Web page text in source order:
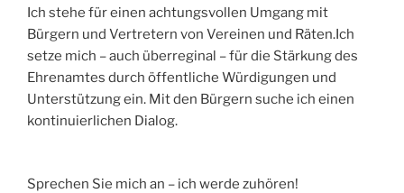
Ich stehe für einen achtungsvollen Umgang mit
Bürgern und Vertretern von Vereinen und Räten.Ich
setze mich – auch überreginal – für die Stärkung des
Ehrenamtes durch öffentliche Würdigungen und
Unterstützung ein. Mit den Bürgern suche ich einen
kontinuierlichen Dialog.
Sprechen Sie mich an – ich werde zuhören!